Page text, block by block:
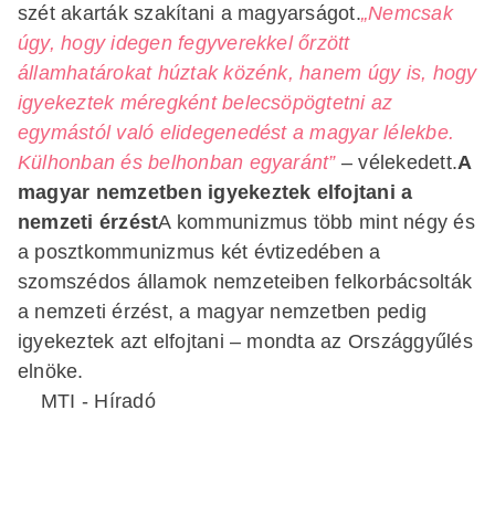
szét akarták szakítani a magyarságot.„Nemcsak
úgy, hogy idegen fegyverekkel őrzött
államhatárokat húztak közénk, hanem úgy is, hogy
igyekeztek méregként belecsöpögtetni az
egymástól való elidegenedést a magyar lélekbe.
Külhonban és belhonban egyaránt”– vélekedett.A
magyar nemzetben igyekeztek elfojtani a
nemzeti érzéstA kommunizmus több mint négy és
a posztkommunizmus két évtizedében a
szomszédos államok nemzeteiben felkorbácsolták
a nemzeti érzést, a magyar nemzetben pedig
igyekeztek azt elfojtani – mondta az Országgyűlés
elnöke.
MTI - Híradó